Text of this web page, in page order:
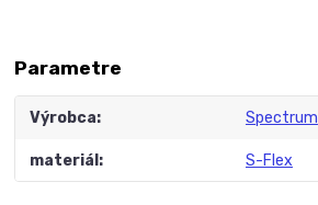
Parametre
Výrobca Spectrum
materiál S-Flex